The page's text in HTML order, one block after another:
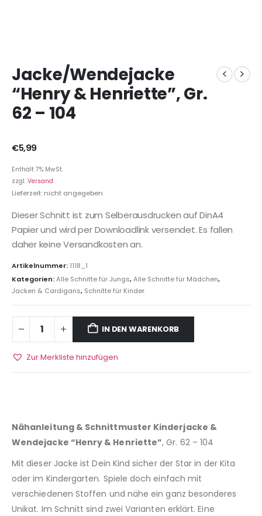
Jacke/Wendejacke
“Henry & Henriette”, Gr.
62 – 104
€5,99
Enthält 7% MwSt.
zzgl. Versand
Lieferzeit: nicht angegeben
Dieser Schnitt ist zum Selberausdrucken auf DinA4
Papier und wird per Downloadlink versendet. Es fallen
daher keine Versandkosten an.
Artikelnummer: 1118_1
Kategorien:Alle Schnitte für Jungs,Alle Schnitte für Mädchen,
Jacken & Cardigans, Schnitte für Kinder
IN DEN WARENKORB
Zur Merkliste hinzufügen
Nähanleitung & Schnittmuster Kinderjacke &
Wendejacke “Henry & Henriette”, Gr. 62 – 104
Mit dieser Jacke ist Dein Kind sicher der Star in der Kita
oder im Kindergarten. Spiele doch einfach mit
verschiedenen Stoffen und nähe ein ganz besonderes
Unikat. Im Schnitt sind zwei Varianten erklärt. Eine